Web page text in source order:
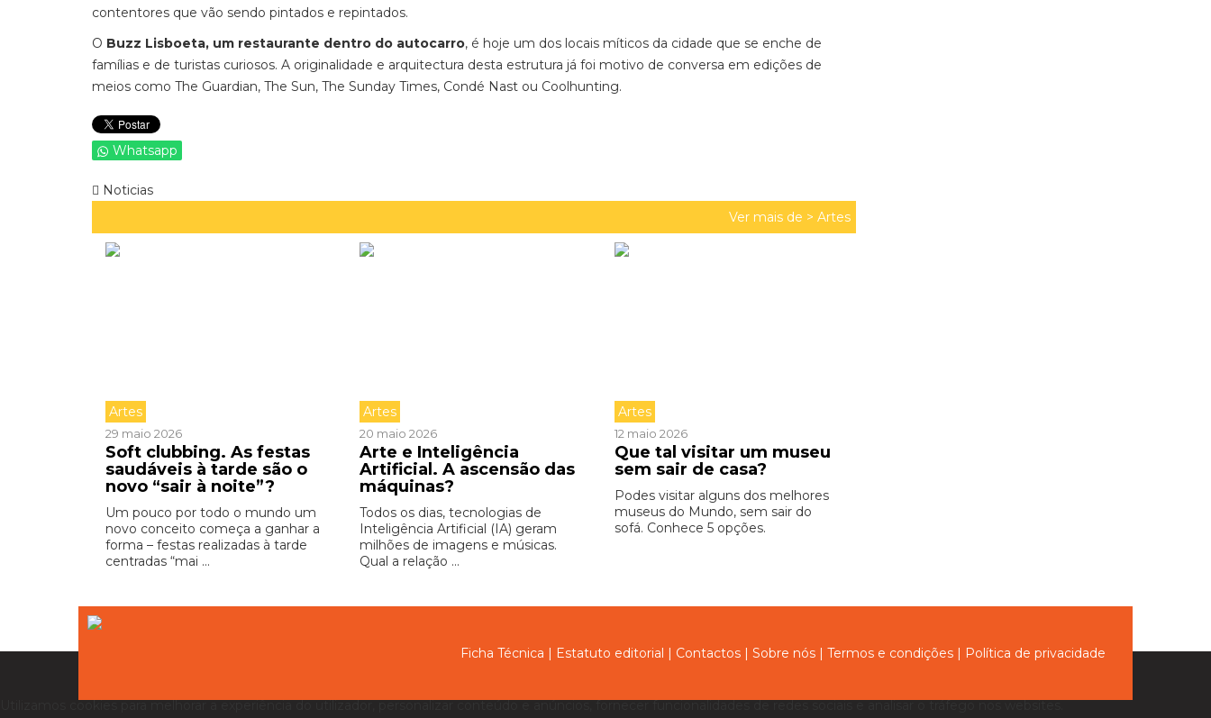
contentores que vão sendo pintados e repintados.
O Buzz Lisboeta, um restaurante dentro do autocarro, é hoje um dos locais míticos da cidade que se enche de
famílias e de turistas curiosos. A originalidade e arquitectura desta estrutura já foi motivo de conversa em edições de
meios como The Guardian, The Sun, The Sunday Times, Condé Nast ou Coolhunting.
Whatsapp
Noticias
Ver mais de > Artes
Artes
29 maio 2026
Soft clubbing. As festas
saudáveis à tarde são o
novo “sair à noite”?
Um pouco por todo o mundo um
novo conceito começa a ganhar a
forma – festas realizadas à tarde
centradas “mai ...
Artes
20 maio 2026
Arte e Inteligência
Artificial. A ascensão das
máquinas?
Todos os dias, tecnologias de
Inteligência Artificial (IA) geram
milhões de imagens e músicas.
Qual a relação ...
Artes
12 maio 2026
Que tal visitar um museu
sem sair de casa?
Podes visitar alguns dos melhores
museus do Mundo, sem sair do
sofá. Conhece 5 opções.
Ficha Técnica | Estatuto editorial | Contactos | Sobre nós | Termos e condições | Política de privacidade
Utilizamos cookies para melhorar a experiência do utilizador, personalizar conteúdo e anúncios, fornecer funcionalidades de redes sociais e analisar o tráfego nos websites.